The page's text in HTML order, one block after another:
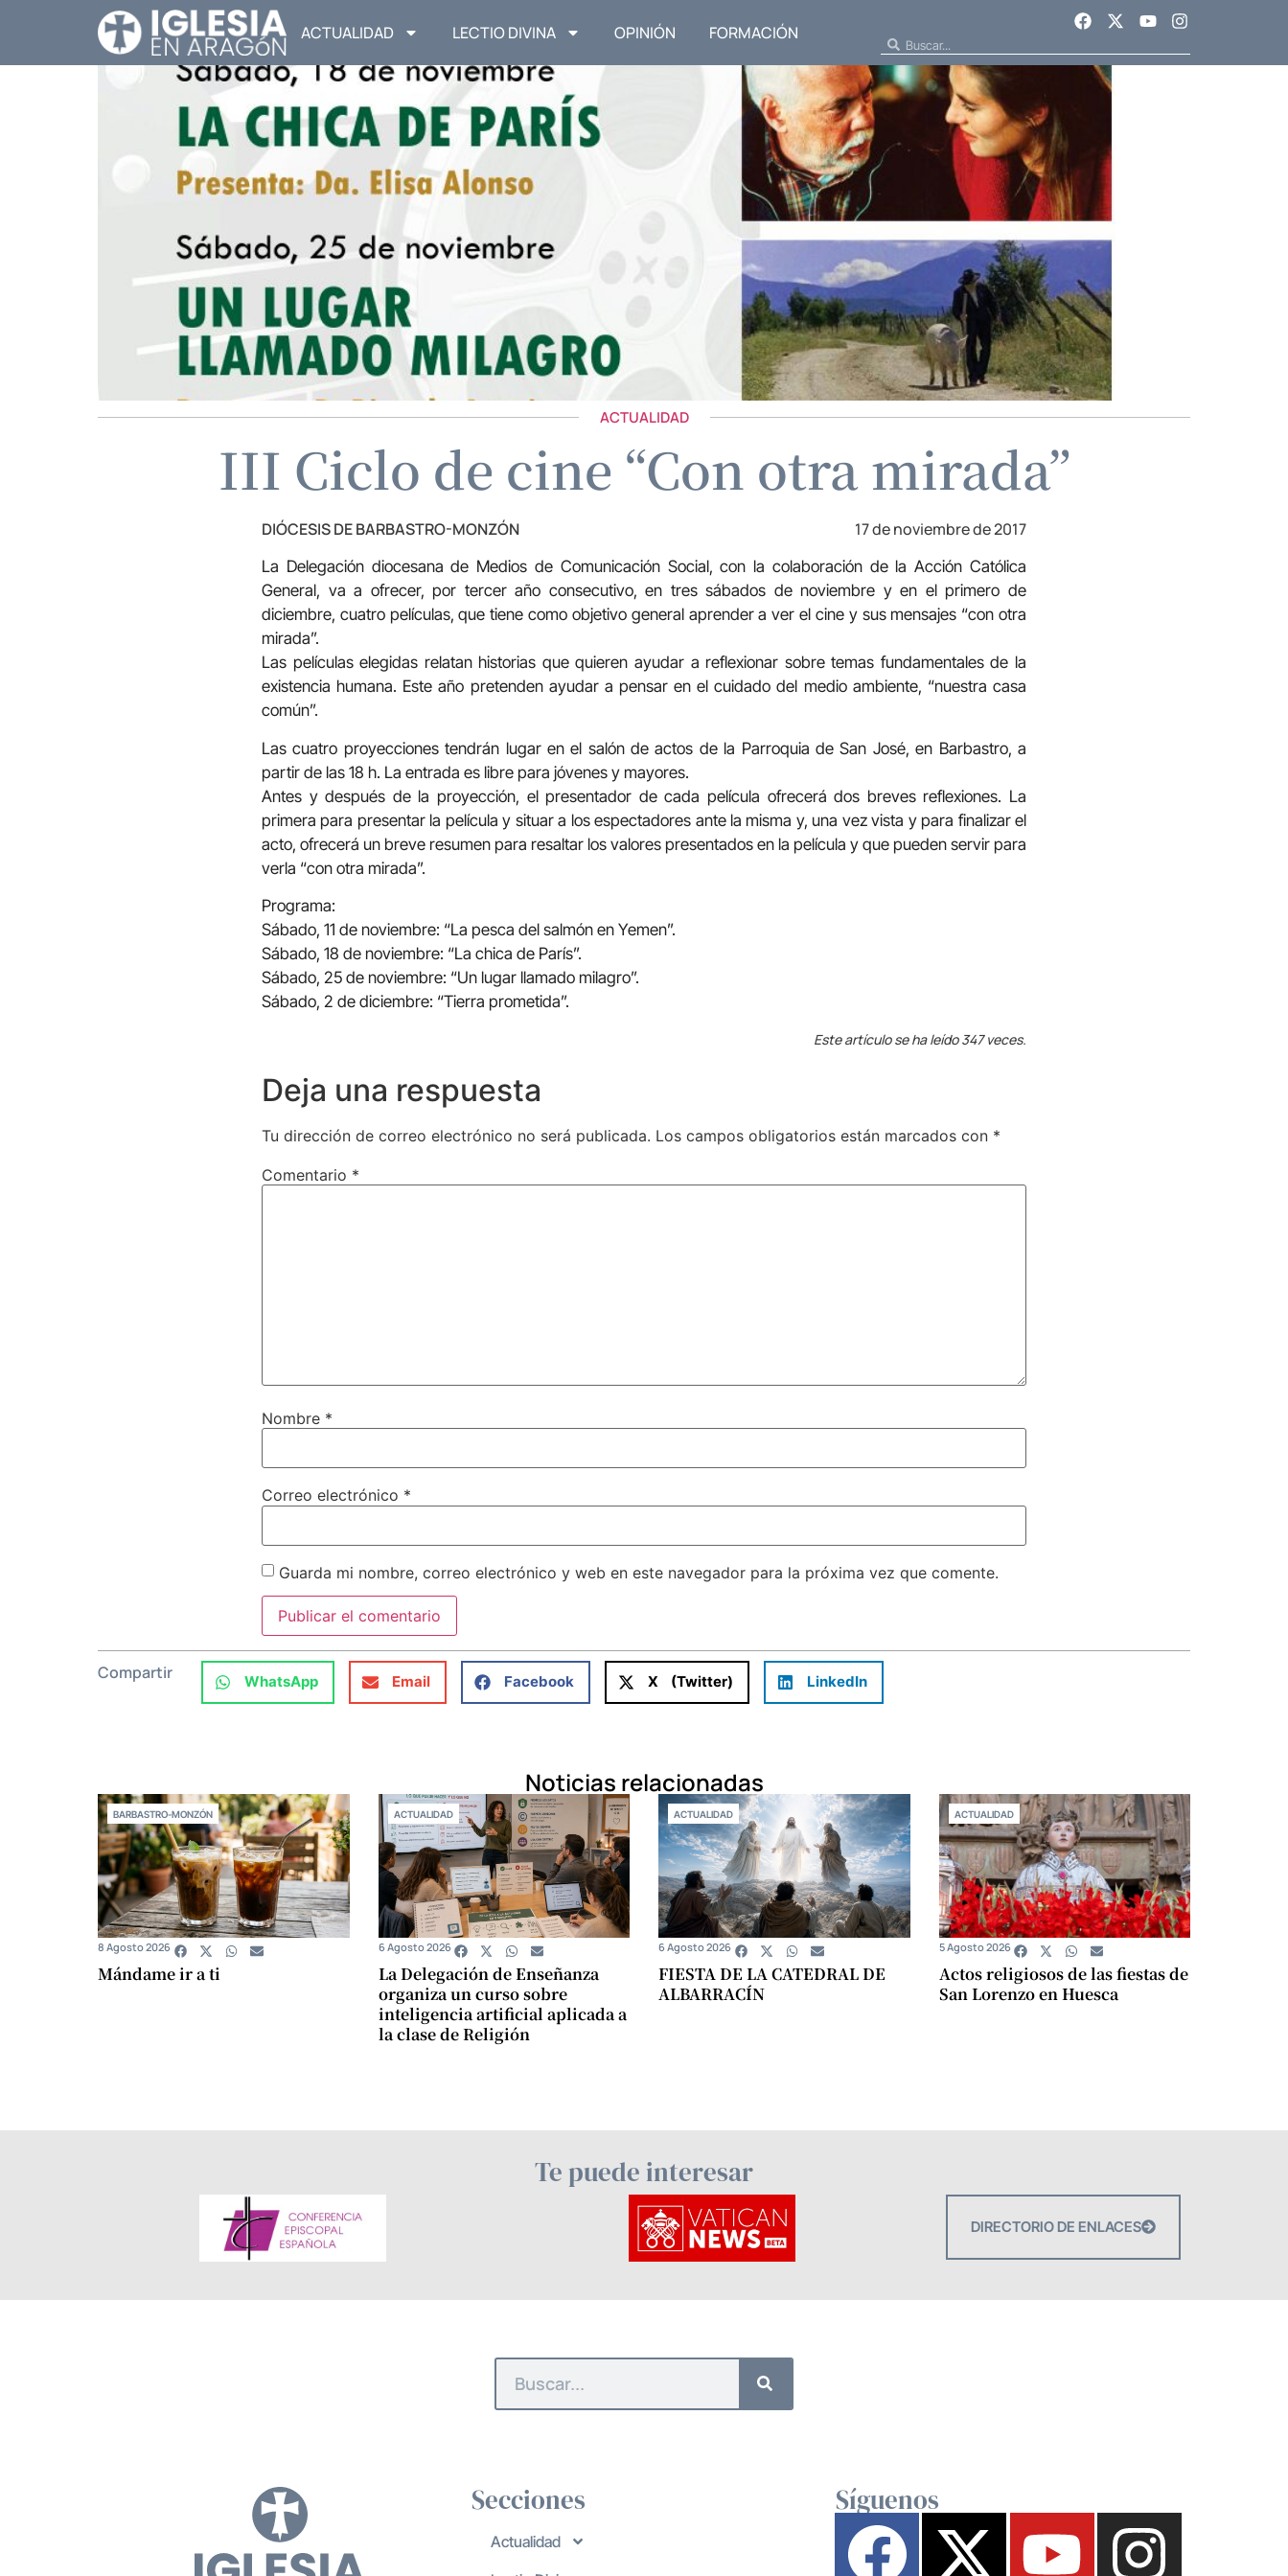
ACTUALIDAD LECTIO DIVINA OPINIÓN FORMACIÓN
ACTUALIDAD
III Ciclo de cine “Con otra mirada”
DIÓCESIS DE BARBASTRO-MONZÓN 17 de noviembre de 2017
La Delegación diocesana de Medios de Comunicación Social, con la colaboración de la Acción Católica
General, va a ofrecer, por tercer año consecutivo, en tres sábados de noviembre y en el primero de
diciembre, cuatro películas, que tiene como objetivo general aprender a ver el cine y sus mensajes “con otra
mirada”.
Las películas elegidas relatan historias que quieren ayudar a reflexionar sobre temas fundamentales de la
existencia humana. Este año pretenden ayudar a pensar en el cuidado del medio ambiente, “nuestra casa
común”.
Las cuatro proyecciones tendrán lugar en el salón de actos de la Parroquia de San José, en Barbastro, a
partir de las 18 h. La entrada es libre para jóvenes y mayores.
Antes y después de la proyección, el presentador de cada película ofrecerá dos breves reflexiones. La
primera para presentar la película y situar a los espectadores ante la misma y, una vez vista y para finalizar el
acto, ofrecerá un breve resumen para resaltar los valores presentados en la película y que pueden servir para
verla “con otra mirada”.
Programa:
Sábado, 11 de noviembre: “La pesca del salmón en Yemen”.
Sábado, 18 de noviembre: “La chica de París”.
Sábado, 25 de noviembre: “Un lugar llamado milagro”.
Sábado, 2 de diciembre: “Tierra prometida”.
Este artículo se ha leído 347 veces.
Deja una respuesta
Tu dirección de correo electrónico no será publicada. Los campos obligatorios están marcados con *
Comentario *
Nombre *
Correo electrónico *
Guarda mi nombre, correo electrónico y web en este navegador para la próxima vez que comente.
Compartir WhatsApp Email Facebook X (Twitter) LinkedIn
Noticias relacionadas
BARBASTRO-MONZÓN
Mándame ir a ti
8 Agosto 2026
ACTUALIDAD
La Delegación de Enseñanza
organiza un curso sobre
inteligencia artificial aplicada a
la clase de Religión
6 Agosto 2026
ACTUALIDAD
FIESTA DE LA CATEDRAL DE
ALBARRACÍN
6 Agosto 2026
ACTUALIDAD
Actos religiosos de las fiestas de
San Lorenzo en Huesca
5 Agosto 2026
Te puede interesar
DIRECTORIO DE ENLACES
Secciones
Actualidad
Síguenos